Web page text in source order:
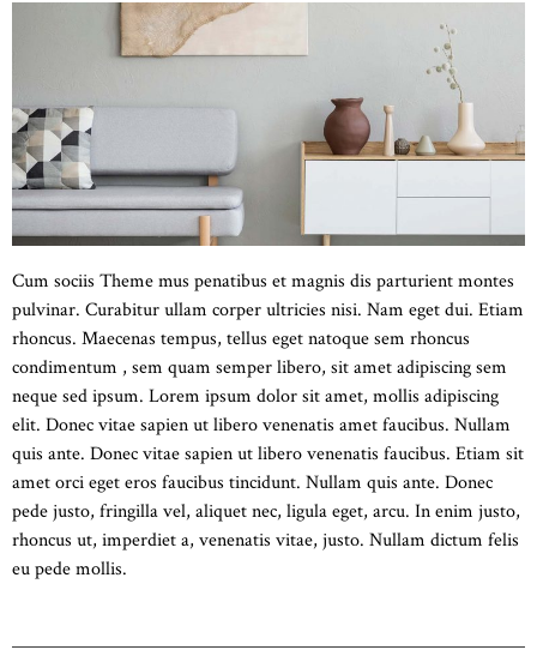
Cum sociis Theme mus penatibus et magnis dis parturient montes
pulvinar. Curabitur ullam corper ultricies nisi. Nam eget dui. Etiam
rhoncus. Maecenas tempus, tellus eget natoque sem rhoncus
condimentum , sem quam semper libero, sit amet adipiscing sem
neque sed ipsum. Lorem ipsum dolor sit amet, mollis adipiscing
elit. Donec vitae sapien ut libero venenatis amet faucibus. Nullam
quis ante. Donec vitae sapien ut libero venenatis faucibus. Etiam sit
amet orci eget eros faucibus tincidunt. Nullam quis ante. Donec
pede justo, fringilla vel, aliquet nec, ligula eget, arcu. In enim justo,
rhoncus ut, imperdiet a, venenatis vitae, justo. Nullam dictum felis
eu pede mollis.